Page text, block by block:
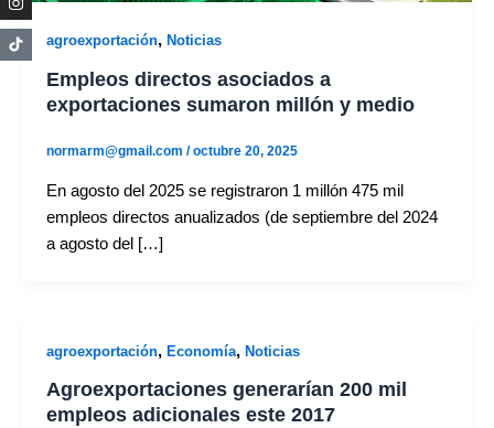
agroexportación, Noticias
Empleos directos asociados a
exportaciones sumaron millón y medio
normarm@gmail.com /octubre 20, 2025
En agosto del 2025 se registraron 1 millón 475 mil
empleos directos anualizados (de septiembre del 2024
a agosto del […]
agroexportación, Economía, Noticias
Agroexportaciones generarían 200 mil
empleos adicionales este 2017